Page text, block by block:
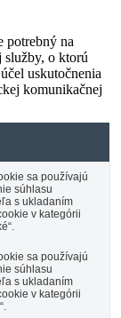
potrebný na
služby, o ktorú
uskutočnenia
komunikačnej
sa používajú
súhlasu
s ukladaním
v kategórii
sa používajú
súhlasu
s ukladaním
v kategórii